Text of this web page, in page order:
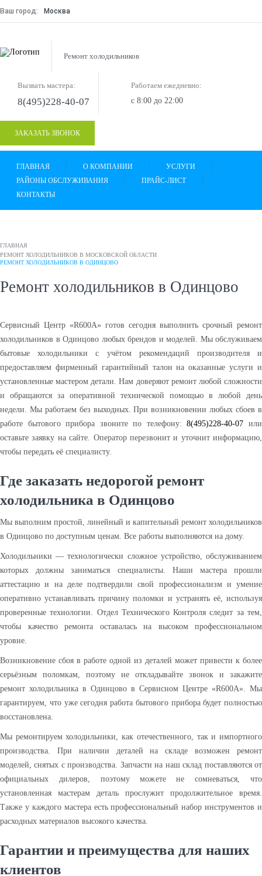
Ваш город: Москва
Ремонт холодильников
Вызвать мастера:
8(495)228-40-07
Работаем ежедневно:
с 8:00 до 22:00
ЗАКАЗАТЬ ЗВОНОК
ГЛАВНАЯ О КОМПАНИИ
УСЛУГИ
РАЙОНЫ ОБСЛУЖИВАНИЯ
ПРАЙС-ЛИСТ
КОНТАКТЫ
ГЛАВНАЯ
РЕМОНТ ХОЛОДИЛЬНИКОВ В МОСКОВСКОЙ ОБЛАСТИ
РЕМОНТ ХОЛОДИЛЬНИКОВ В ОДИНЦОВО
Ремонт холодильников в Одинцово
Сервисный Центр «R600A» готов сегодня выполнить срочный ремонт
холодильников в Одинцово любых брендов и моделей. Мы обслуживаем
бытовые холодильники с учётом рекомендаций производителя и
предоставляем фирменный гарантийный талон на оказанные услуги и
установленные мастером детали. Нам доверяют ремонт любой сложности
и обращаются за оперативной технической помощью в любой день
недели. Мы работаем без выходных. При возникновении любых сбоев в
работе бытового прибора звоните по телефону:8(495)228-40-07 или
оставьте заявку на сайте. Оператор перезвонит и уточнит информацию,
чтобы передать её специалисту.
Где заказать недорогой ремонт
холодильника в Одинцово
Мы выполним простой, линейный и капительный ремонт холодильников
в Одинцово по доступным ценам. Все работы выполняются на дому.
Холодильники — технологически сложное устройство, обслуживанием
которых должны заниматься специалисты. Наши мастера прошли
аттестацию и на деле подтвердили свой профессионализм и умение
оперативно устанавливать причину поломки и устранять её, используя
проверенные технологии. Отдел Технического Контроля следит за тем,
чтобы качество ремонта оставалась на высоком профессиональном
уровне.
Возникновение сбоя в работе одной из деталей может привести к более
серьёзным поломкам, поэтому не откладывайте звонок и закажите
ремонт холодильника в Одинцово в Сервисном Центре «R600A». Мы
гарантируем, что уже сегодня работа бытового прибора будет полностью
восстановлена.
Мы ремонтируем холодильники, как отечественного, так и импортного
производства. При наличии деталей на складе возможен ремонт
моделей, снятых с производства. Запчасти на наш склад поставляются от
официальных дилеров, поэтому можете не сомневаться, что
установленная мастерам деталь прослужит продолжительное время.
Также у каждого мастера есть профессиональный набор инструментов и
расходных материалов высокого качества.
Гарантии и преимущества для наших
клиентов